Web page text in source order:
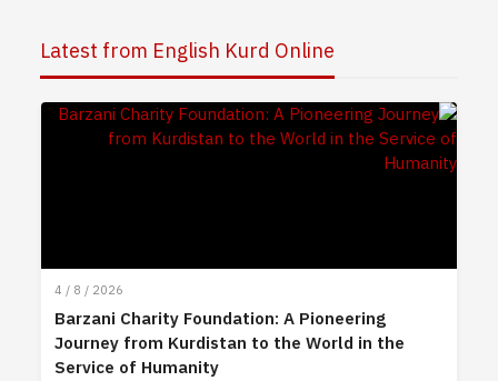
Latest from English Kurd Online
4 / 8 / 2026
Barzani Charity Foundation: A Pioneering
Journey from Kurdistan to the World in the
Service of Humanity